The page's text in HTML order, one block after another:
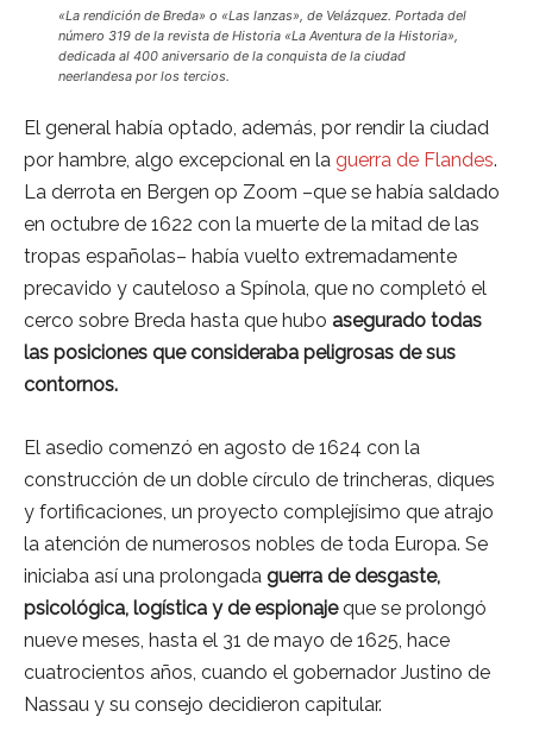
«La rendición de Breda» o «Las lanzas», de Velázquez. Portada del
número 319 de la revista de Historia «La Aventura de la Historia»,
dedicada al 400 aniversario de la conquista de la ciudad
neerlandesa por los tercios.
El general había optado, además, por rendir la ciudad
por hambre, algo excepcional en la guerra de Flandes.
La derrota en Bergen op Zoom –que se había saldado
en octubre de 1622 con la muerte de la mitad de las
tropas españolas– había vuelto extremadamente
precavido y cauteloso a Spínola, que no completó el
cerco sobre Breda hasta que hubo asegurado todas
las posiciones que consideraba peligrosas de sus
contornos.
El asedio comenzó en agosto de 1624 con la
construcción de un doble círculo de trincheras, diques
y fortificaciones, un proyecto complejísimo que atrajo
la atención de numerosos nobles de toda Europa. Se
iniciaba así una prolongada guerra de desgaste,
psicológica, logística y de espionajeque se prolongó
nueve meses, hasta el 31 de mayo de 1625, hace
cuatrocientos años, cuando el gobernador Justino de
Nassau y su consejo decidieron capitular.